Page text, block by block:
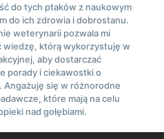
do tych ptaków z naukowym
do ich zdrowia i dobrostanu.
weterynarii pozwala mi
wiedzę, którą wykorzystuję w
aby dostarczać
porady i ciekawostki o
Angażuję się w różnorodne
które mają na celu
nad gołębiami.